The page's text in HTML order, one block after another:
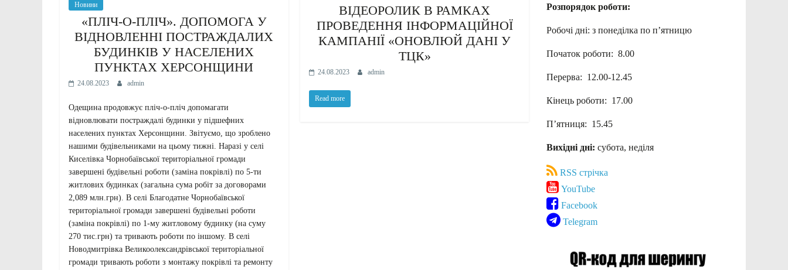
Новини
«ПЛІЧ-О-ПЛІЧ». ДОПОМОГА У
ВІДНОВЛЕННІ ПОСТРАЖДАЛИХ
БУДИНКІВ У НАСЕЛЕНИХ
ПУНКТАХ ХЕРСОНЩИНИ
24.08.2023 admin
Одещина продовжує пліч-о-пліч допомагати
відновлювати постраждалі будинки у підшефних
населених пунктах Херсонщини. Звітуємо, що зроблено
нашими будівельниками на цьому тижні. Наразі у селі
Киселівка Чорнобаївської територіальної громади
завершені будівельні роботи (заміна покрівлі) по 5-ти
житлових будинках (загальна сума робіт за договорами
2,089 млн.грн). В селі Благодатне Чорнобаївської
територіальної громади завершені будівельні роботи
(заміна покрівлі) по 1-му житловому будинку (на суму
270 тис.грн) та тривають роботи по іншому. В селі
Новодмитрівка Великоолександрівської територіальної
громади тривають роботи з монтажу покрівлі та ремонту
ВІДЕОРОЛИК В РАМКАХ
ПРОВЕДЕННЯ ІНФОРМАЦІЙНОЇ
КАМПАНІЇ «ОНОВЛЮЙ ДАНІ У
ТЦК»
24.08.2023 admin
Read more
Розпорядок роботи:
Робочі дні: з понеділка по п’ятницю
Початок роботи: 8.00
Перерва: 12.00-12.45
Кінець роботи: 17.00
П’ятниця: 15.45
Вихідні дні: субота, неділя
RSS стрічка
YouTube
Facebook
Telegram